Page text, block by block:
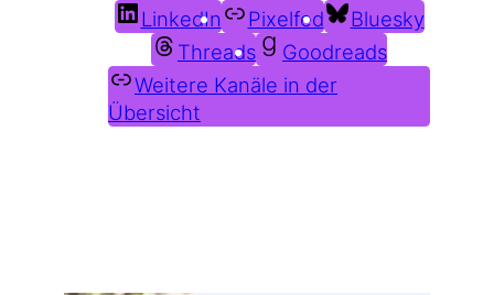
LinkedIn
Pixelfed
Bluesky
Threads
Goodreads
Weitere Kanäle in der
Übersicht